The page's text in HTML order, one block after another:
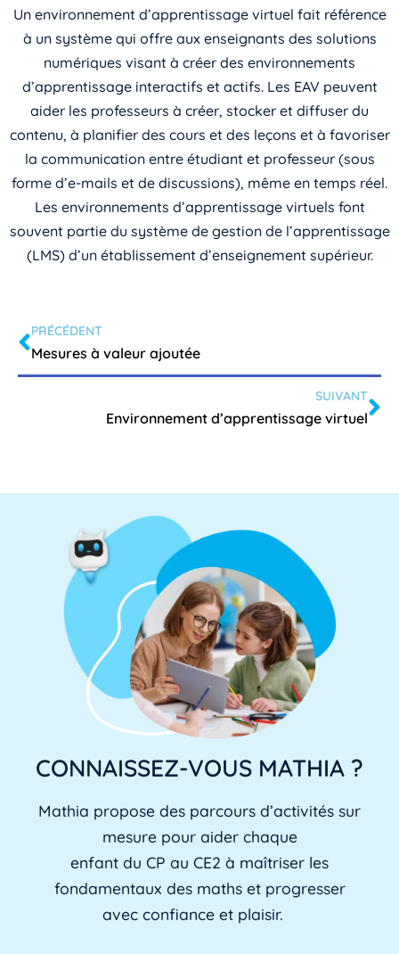
Un environnement d’apprentissage virtuel fait référence
à un système qui offre aux enseignants des solutions
numériques visant à créer des environnements
d’apprentissage interactifs et actifs. Les EAV peuvent
aider les professeurs à créer, stocker et diffuser du
contenu, à planifier des cours et des leçons et à favoriser
la communication entre étudiant et professeur (sous
forme d’e-mails et de discussions), même en temps réel.
Les environnements d’apprentissage virtuels font
souvent partie du système de gestion de l’apprentissage
(LMS) d’un établissement d’enseignement supérieur.
PRÉCÉDENT
Mesures à valeur ajoutée
SUIVANT
Environnement d’apprentissage virtuel
CONNAISSEZ-VOUS MATHIA ?
Mathia propose des parcours d’activités sur
mesure pour aider chaque
enfant du CP au CE2 à maîtriser les
fondamentaux des maths et progresser
avec confiance et plaisir.